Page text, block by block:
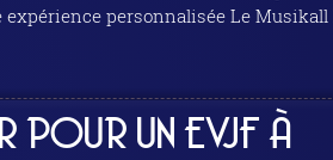
musique et ambiance festive. Salles
POUR UN EVJF À